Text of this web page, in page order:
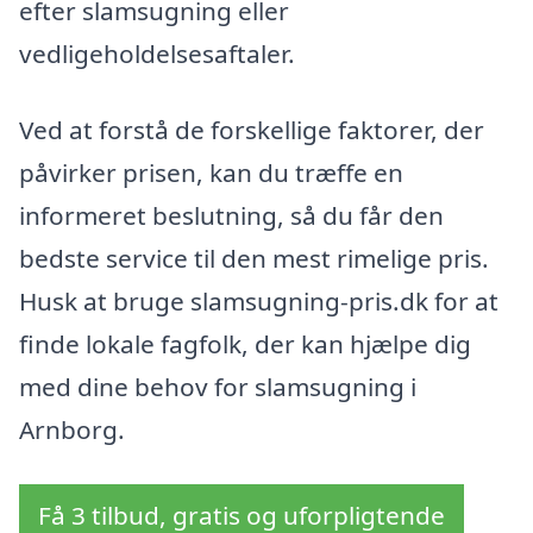
efter slamsugning eller
vedligeholdelsesaftaler.
Ved at forstå de forskellige faktorer, der
påvirker prisen, kan du træffe en
informeret beslutning, så du får den
bedste service til den mest rimelige pris.
Husk at bruge slamsugning-pris.dk for at
finde lokale fagfolk, der kan hjælpe dig
med dine behov for slamsugning i
Arnborg.
Få 3 tilbud, gratis og uforpligtende